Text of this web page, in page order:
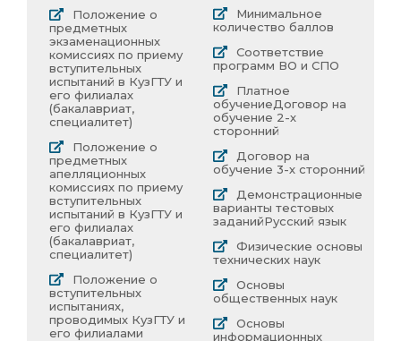
Положение о
предметных
экзаменационных
комиссиях по приему
вступительных
испытаний в КузГТУ и
его филиалах
(бакалавриат,
специалитет)
Положение о
предметных
апелляционных
комиссиях по приему
вступительных
испытаний в КузГТУ и
его филиалах
(бакалавриат,
специалитет)
Положение о
вступительных
испытаниях,
проводимых КузГТУ и
его филиалами
Минимальное
количество баллов
Соответствие
программ ВО и СПО
Платное
обучениеДоговор на
обучение 2-х
сторонний
Договор на
обучение 3-х сторонний
Демонстрационные
варианты тестовых
заданийРусский язык
Физические основы
технических наук
Основы
общественных наук
Основы
информационных